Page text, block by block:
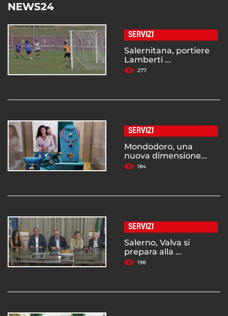
NEWS24
SERVIZI
Salernitana, portiere
Lamberti ...
277
SERVIZI
Mondodoro, una
nuova dimensione...
184
SERVIZI
Salerno, Valva si
prepara alla ...
198